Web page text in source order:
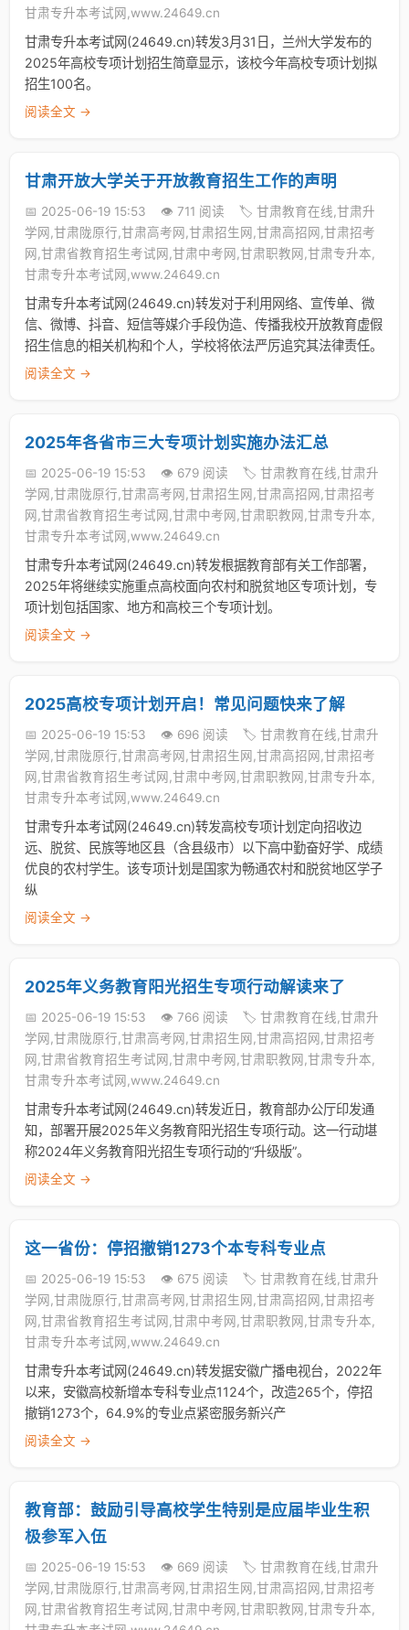
甘肃专升本考试网,www.24649.cn
甘肃专升本考试网(24649.cn)转发3月31日，兰州大学发布的
2025年高校专项计划招生简章显示，该校今年高校专项计划拟
招生100名。
阅读全文 →
甘肃开放大学关于开放教育招生工作的声明
📅 2025-06-19 15:53 👁️ 711 阅读
🏷️ 甘肃教育在线,甘肃升
学网,甘肃陇原行,甘肃高考网,甘肃招生网,甘肃高招网,甘肃招考
网,甘肃省教育招生考试网,甘肃中考网,甘肃职教网,甘肃专升本,
甘肃专升本考试网,www.24649.cn
甘肃专升本考试网(24649.cn)转发对于利用网络、宣传单、微
信、微博、抖音、短信等媒介手段伪造、传播我校开放教育虚假
招生信息的相关机构和个人，学校将依法严厉追究其法律责任。
阅读全文 →
2025年各省市三大专项计划实施办法汇总
📅 2025-06-19 15:53 👁️ 679 阅读
🏷️ 甘肃教育在线,甘肃升
学网,甘肃陇原行,甘肃高考网,甘肃招生网,甘肃高招网,甘肃招考
网,甘肃省教育招生考试网,甘肃中考网,甘肃职教网,甘肃专升本,
甘肃专升本考试网,www.24649.cn
甘肃专升本考试网(24649.cn)转发根据教育部有关工作部署，
2025年将继续实施重点高校面向农村和脱贫地区专项计划，专
项计划包括国家、地方和高校三个专项计划。
阅读全文 →
2025高校专项计划开启！常见问题快来了解
📅 2025-06-19 15:53 👁️ 696 阅读
🏷️ 甘肃教育在线,甘肃升
学网,甘肃陇原行,甘肃高考网,甘肃招生网,甘肃高招网,甘肃招考
网,甘肃省教育招生考试网,甘肃中考网,甘肃职教网,甘肃专升本,
甘肃专升本考试网,www.24649.cn
甘肃专升本考试网(24649.cn)转发高校专项计划定向招收边
远、脱贫、民族等地区县（含县级市）以下高中勤奋好学、成绩
优良的农村学生。该专项计划是国家为畅通农村和脱贫地区学子
纵
阅读全文 →
2025年义务教育阳光招生专项行动解读来了
📅 2025-06-19 15:53 👁️ 766 阅读
🏷️ 甘肃教育在线,甘肃升
学网,甘肃陇原行,甘肃高考网,甘肃招生网,甘肃高招网,甘肃招考
网,甘肃省教育招生考试网,甘肃中考网,甘肃职教网,甘肃专升本,
甘肃专升本考试网,www.24649.cn
甘肃专升本考试网(24649.cn)转发近日，教育部办公厅印发通
知，部署开展2025年义务教育阳光招生专项行动。这一行动堪
称2024年义务教育阳光招生专项行动的“升级版”。
阅读全文 →
这一省份：停招撤销1273个本专科专业点
📅 2025-06-19 15:53 👁️ 675 阅读
🏷️ 甘肃教育在线,甘肃升
学网,甘肃陇原行,甘肃高考网,甘肃招生网,甘肃高招网,甘肃招考
网,甘肃省教育招生考试网,甘肃中考网,甘肃职教网,甘肃专升本,
甘肃专升本考试网,www.24649.cn
甘肃专升本考试网(24649.cn)转发据安徽广播电视台，2022年
以来，安徽高校新增本专科专业点1124个，改造265个，停招
撤销1273个，64.9%的专业点紧密服务新兴产
阅读全文 →
教育部：鼓励引导高校学生特别是应届毕业生积
极参军入伍
📅 2025-06-19 15:53 👁️ 669 阅读
🏷️ 甘肃教育在线,甘肃升
学网,甘肃陇原行,甘肃高考网,甘肃招生网,甘肃高招网,甘肃招考
网,甘肃省教育招生考试网,甘肃中考网,甘肃职教网,甘肃专升本,